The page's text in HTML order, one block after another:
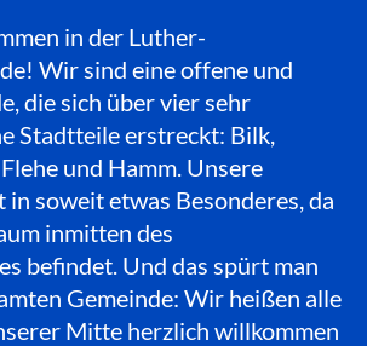
in der Luther-
Wir sind eine offene und
die sich über vier sehr
Stadtteile erstreckt: Bilk,
und Hamm. Unsere
soweit etwas Besonderes, da
inmitten des
befindet. Und das spürt man
Gemeinde: Wir heißen alle
Mitte herzlich willkommen